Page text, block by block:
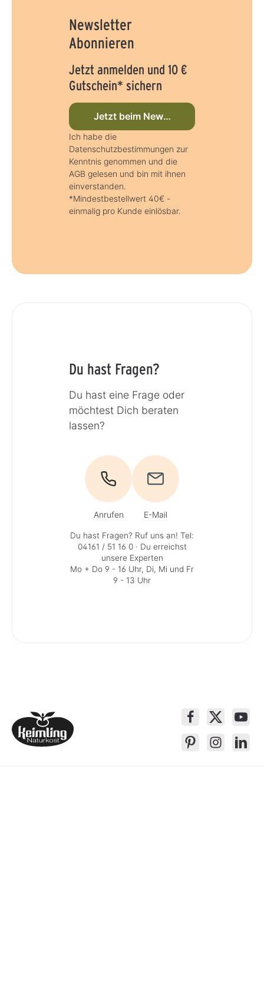
Newsletter
Abonnieren
Jetzt anmelden und 10 €
Gutschein* sichern
Jetzt beim Newsletter anmelden
Ich habe die
Datenschutzbestimmungen zur
Kenntnis genommen und die
AGB gelesen und bin mit ihnen
einverstanden.
*Mindestbestellwert 40€ -
einmalig pro Kunde einlösbar.
Du hast Fragen?
Du hast eine Frage oder
möchtest Dich beraten
lassen?
Anrufen E-Mail
Du hast Fragen? Ruf uns an! Tel:
04161 / 51 16 0· Du erreichst
unsere Experten
Mo + Do 9 - 16 Uhr, Di, Mi und Fr
9 - 13 Uhr